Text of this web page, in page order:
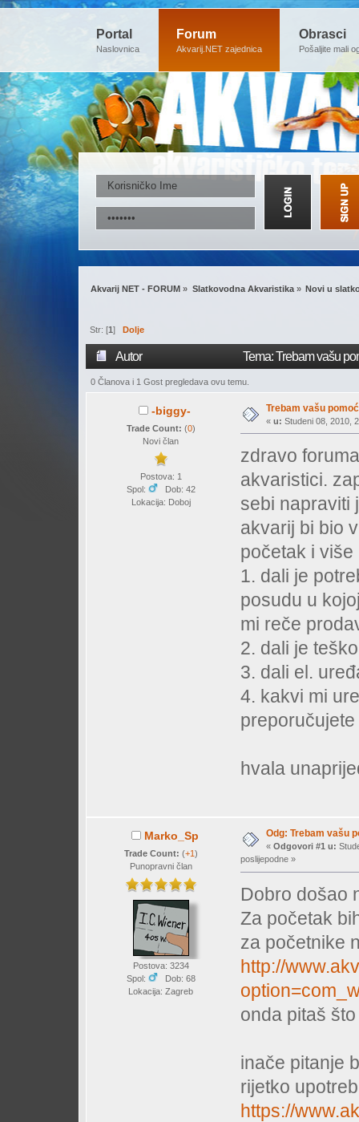
Portal
Naslovnica
Forum
Akvarij.NET zajednica
Obrasci
Pošaljite mali
Akvarij NET - FORUM » Slatkovodna Akvaristika» Novi u
Str: [1] Dolje
Autor Tema: Trebam vašu
0 Članova i 1 Gost pregledava ovu temu.
-biggy-
Trade Count: (0)
Novi član
Postova: 1
Spol:
Dob: 42
Lokacija: Doboj
Trebam vašu pomoć
« u: Studeni 08, 2010,
zdravo
akvaristici.
sebi napraviti
akvarij bi bio
početak i
1. dali je
posudu u
mi reče
2. dali je
3. dali el.
4. kakvi mi
preporučujete
hvala
Marko_Sp
Trade Count: (+1)
Punopravni član
Postova: 3234
Spol:
Dob: 68
Lokacija: Zagreb
Odg: Trebam vašu
« Odgovori #1 u:
poslijepodne »
Dobro došao
Za početak
za početnike
http://
onda pitaš
inače pitanje
rijetko
https://